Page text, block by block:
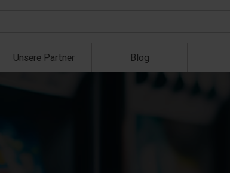
Unsere Partner Blog